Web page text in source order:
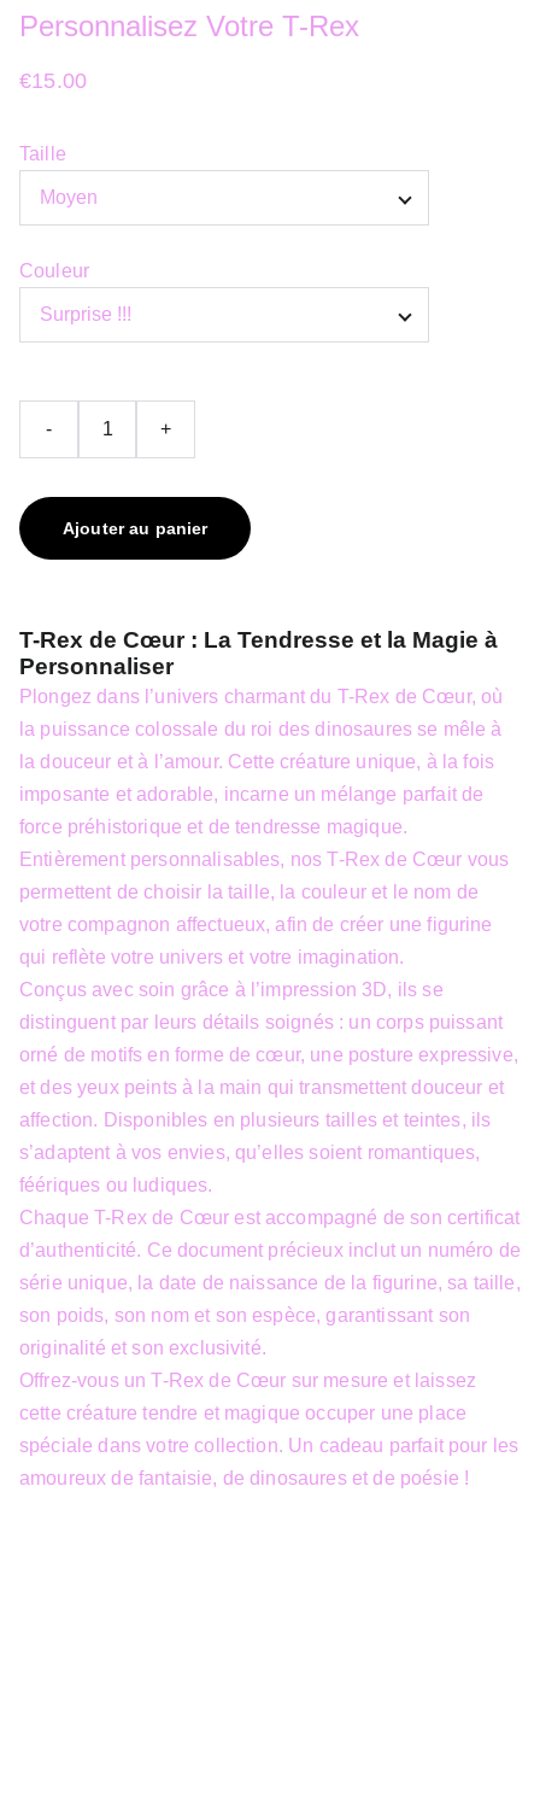
Personnalisez Votre T-Rex
€15.00
Taille
Couleur
- +
Ajouter au panier
T-Rex de Cœur : La Tendresse et la Magie à
Personnaliser
Plongez dans l’univers charmant du T-Rex de Cœur, où
la puissance colossale du roi des dinosaures se mêle à
la douceur et à l’amour. Cette créature unique, à la fois
imposante et adorable, incarne un mélange parfait de
force préhistorique et de tendresse magique.
Entièrement personnalisables, nos T-Rex de Cœur vous
permettent de choisir la taille, la couleur et le nom de
votre compagnon affectueux, afin de créer une figurine
qui reflète votre univers et votre imagination.
Conçus avec soin grâce à l’impression 3D, ils se
distinguent par leurs détails soignés : un corps puissant
orné de motifs en forme de cœur, une posture expressive,
et des yeux peints à la main qui transmettent douceur et
affection. Disponibles en plusieurs tailles et teintes, ils
s’adaptent à vos envies, qu’elles soient romantiques,
féériques ou ludiques.
Chaque T-Rex de Cœur est accompagné de son certificat
d’authenticité. Ce document précieux inclut un numéro de
série unique, la date de naissance de la figurine, sa taille,
son poids, son nom et son espèce, garantissant son
originalité et son exclusivité.
Offrez-vous un T-Rex de Cœur sur mesure et laissez
cette créature tendre et magique occuper une place
spéciale dans votre collection. Un cadeau parfait pour les
amoureux de fantaisie, de dinosaures et de poésie !